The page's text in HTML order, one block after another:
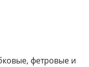
фетровые и